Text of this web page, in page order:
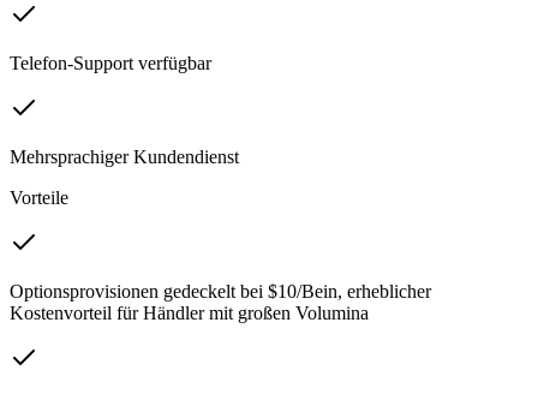
Telefon-Support verfügbar
Mehrsprachiger Kundendienst
Vorteile
Optionsprovisionen gedeckelt bei $10/Bein, erheblicher
Kostenvorteil für Händler mit großen Volumina